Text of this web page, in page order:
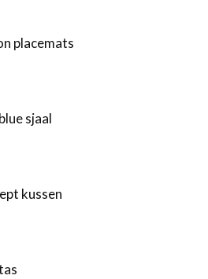
placemats
sjaal
kussen